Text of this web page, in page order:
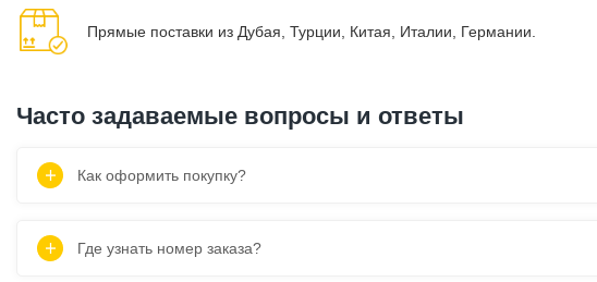
Прямые поставки из Дубая, Турции, Китая, Италии, Германии.
Часто задаваемые вопросы и ответы
Как оформить покупку?
Где узнать номер заказа?